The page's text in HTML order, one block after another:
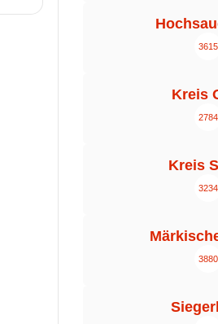
3615
Kreis
2784
Kreis
3234
3880